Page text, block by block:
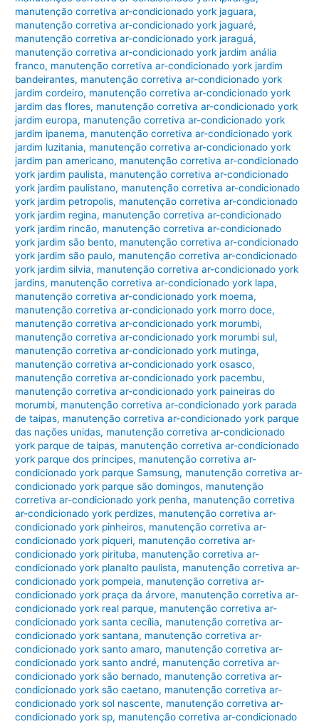
manutenção corretiva ar-condicionado york jaguara,
manutenção corretiva ar-condicionado york jaguaré,
manutenção corretiva ar-condicionado york jaraguá,
manutenção corretiva ar-condicionado york jardim anália
franco, manutenção corretiva ar-condicionado york jardim
bandeirantes, manutenção corretiva ar-condicionado york
jardim cordeiro, manutenção corretiva ar-condicionado york
jardim das flores, manutenção corretiva ar-condicionado york
jardim europa, manutenção corretiva ar-condicionado york
jardim ipanema, manutenção corretiva ar-condicionado york
jardim luzitania, manutenção corretiva ar-condicionado york
jardim pan americano, manutenção corretiva ar-condicionado
york jardim paulista, manutenção corretiva ar-condicionado
york jardim paulistano, manutenção corretiva ar-condicionado
york jardim petropolis, manutenção corretiva ar-condicionado
york jardim regina, manutenção corretiva ar-condicionado
york jardim rincão, manutenção corretiva ar-condicionado
york jardim são bento, manutenção corretiva ar-condicionado
york jardim são paulo, manutenção corretiva ar-condicionado
york jardim silvia, manutenção corretiva ar-condicionado york
jardins, manutenção corretiva ar-condicionado york lapa,
manutenção corretiva ar-condicionado york moema,
manutenção corretiva ar-condicionado york morro doce,
manutenção corretiva ar-condicionado york morumbi,
manutenção corretiva ar-condicionado york morumbi sul,
manutenção corretiva ar-condicionado york mutinga,
manutenção corretiva ar-condicionado york osasco,
manutenção corretiva ar-condicionado york pacembu,
manutenção corretiva ar-condicionado york paineiras do
morumbi, manutenção corretiva ar-condicionado york parada
de taipas, manutenção corretiva ar-condicionado york parque
das nações unidas, manutenção corretiva ar-condicionado
york parque de taipas, manutenção corretiva ar-condicionado
york parque dos príncipes, manutenção corretiva ar-
condicionado york parque Samsung, manutenção corretiva ar-
condicionado york parque são domingos, manutenção
corretiva ar-condicionado york penha, manutenção corretiva
ar-condicionado york perdizes, manutenção corretiva ar-
condicionado york pinheiros, manutenção corretiva ar-
condicionado york piqueri, manutenção corretiva ar-
condicionado york pirituba, manutenção corretiva ar-
condicionado york planalto paulista, manutenção corretiva ar-
condicionado york pompeia, manutenção corretiva ar-
condicionado york praça da árvore, manutenção corretiva ar-
condicionado york real parque, manutenção corretiva ar-
condicionado york santa cecília, manutenção corretiva ar-
condicionado york santana, manutenção corretiva ar-
condicionado york santo amaro, manutenção corretiva ar-
condicionado york santo andré, manutenção corretiva ar-
condicionado york são bernado, manutenção corretiva ar-
condicionado york são caetano, manutenção corretiva ar-
condicionado york sol nascente, manutenção corretiva ar-
condicionado york sp, manutenção corretiva ar-condicionado